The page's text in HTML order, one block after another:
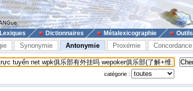
Lexiques Dictionnaires Métalexicographie Outils
Synonymie Antonymie Proxémie Concordance
catégorie :